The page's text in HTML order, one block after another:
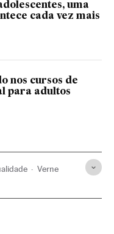
uma
cada vez mais
nos cursos de
para adultos
Verne